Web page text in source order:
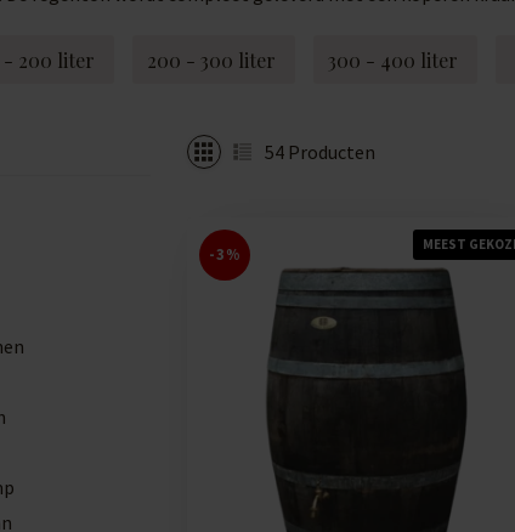
- 200 liter 200 - 300 liter 300 - 400 liter
54 Producten
MEEST
-3%